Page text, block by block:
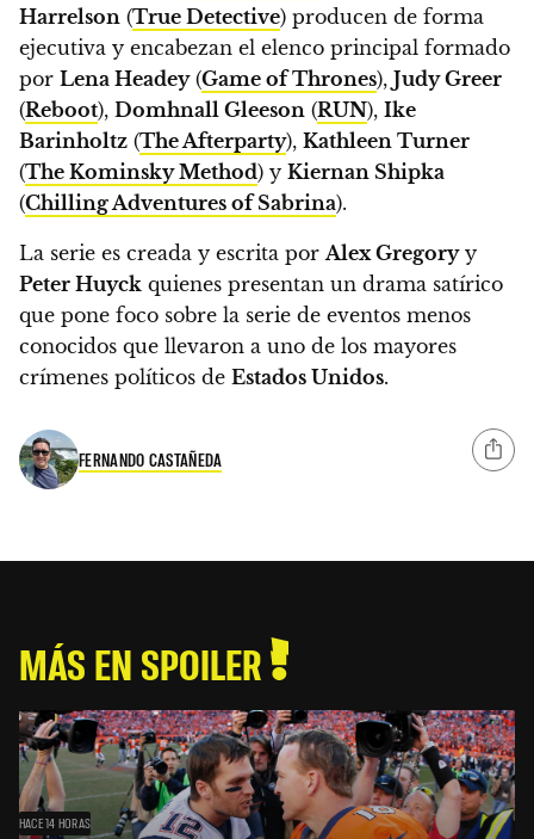
Harrelson (True Detective) producen de forma
ejecutiva y encabezan el elenco principal formado
por Lena Headey(Game of Thrones), Judy Greer
(Reboot), Domhnall Gleeson (RUN), Ike
Barinholtz (The Afterparty), Kathleen Turner
(The Kominsky Method) y Kiernan Shipka
(Chilling Adventures of Sabrina).
La serie es creada y escrita porAlex Gregoryy
Peter Huyck quienes presentan un drama satírico
que pone foco sobre la serie de eventos menos
conocidos que llevaron a uno de los mayores
crímenes políticos de Estados Unidos.
FERNANDO CASTAÑEDA
MÁS EN SPOILER
HACE 14 HORAS